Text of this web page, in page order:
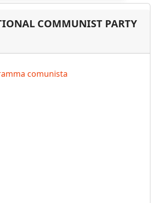
COMMUNIST PARTY